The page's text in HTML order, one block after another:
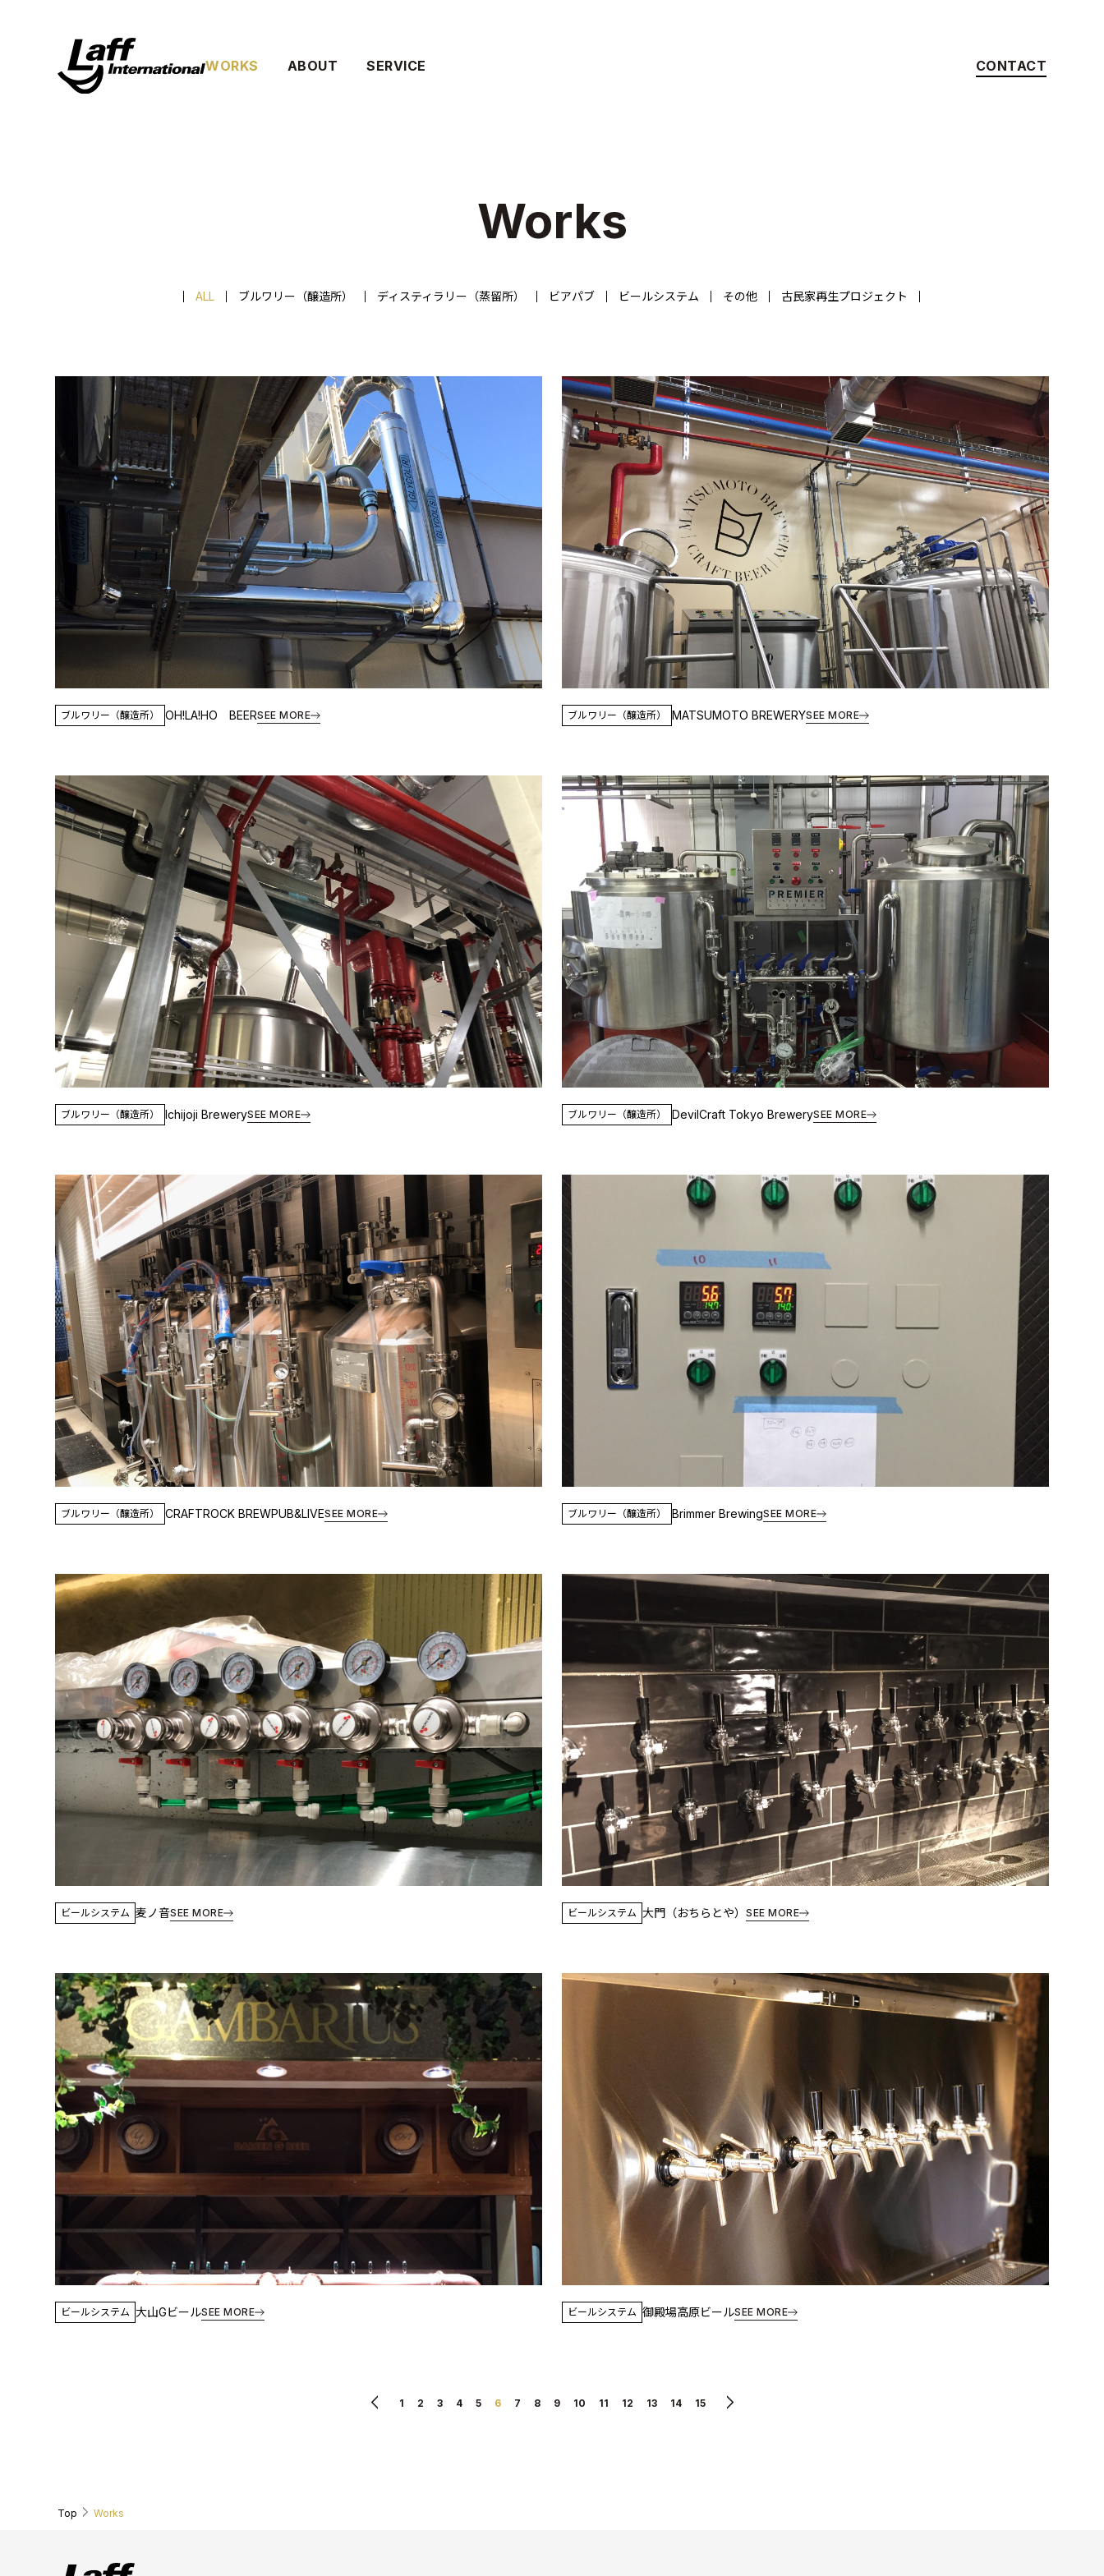
WORKS ABOUT SERVICE CONTACT
Works
ALL ブルワリー（醸造所） ディスティラリー（蒸留所） ビアパブ ビールシステム その他 古民家再生プロジェクト
ブルワリー（醸造所） OH!LA!HO BEERSEE MORE ブルワリー（醸造所） MATSUMOTO BREWERYSEE MORE
ブルワリー（醸造所） Ichijoji BrewerySEE MORE ブルワリー（醸造所） DevilCraft Tokyo BrewerySEE MORE
ブルワリー（醸造所） CRAFTROCK BREWPUB&LIVESEE MORE ブルワリー（醸造所） Brimmer BrewingSEE MORE
ビールシステム 麦ノ音SEE MORE ビールシステム 大門（おちらとや）SEE MORE
ビールシステム 大山GビールSEE MORE ビールシステム 御殿場高原ビールSEE MORE
1 2 3 4 5 6 7 8 9 10 11 12 13 14 15
Top Works